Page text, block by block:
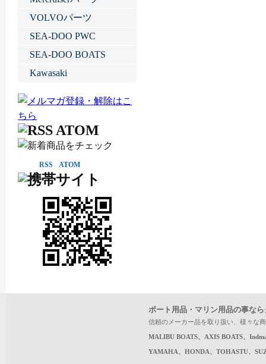
VOLVOパーツ
SEA-DOO PWC
SEA-DOO BOATS
Kawasaki
RSS ATOM
ボート用品・マリン用品の事な
信頼のメーカー品を取り扱い、様々な
MALIBU BOATS、AXIS BOATS、
YAMAHA、HONDA、TOHASTU、